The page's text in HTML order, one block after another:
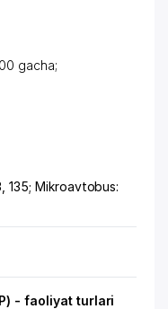
gacha;
135; Mikroavtobus:
- faoliyat turlari